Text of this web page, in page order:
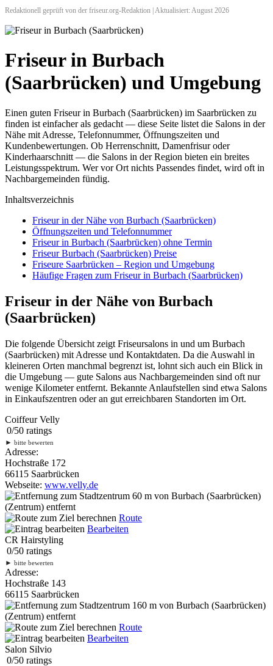
Redaktionell geprüft von der friseur.org-Redaktion | Aktualisiert: August 2026
Friseur in Burbach
(Saarbrücken) und Umgebung
Einen guten Friseur in Burbach (Saarbrücken) im Saarbrücken zu
finden ist einfacher als gedacht — diese Seite listet die Salons in der
Nähe mit Adresse, Telefonnummer, Öffnungszeiten und
Kundenbewertungen. Ob Herrenschnitt, Damenfrisur oder
Kinderhaarschnitt — die Salons in der Region bieten ein breites
Leistungsspektrum. Wer vor Ort nichts Passendes findet, wird oft in
Nachbargemeinden fündig.
Inhaltsverzeichnis
Friseur in der Nähe von Burbach (Saarbrücken)
Öffnungszeiten und Telefonnummer
Friseur in Burbach (Saarbrücken) ohne Termin
Friseur Burbach (Saarbrücken) Preise
Friseure Saarbrücken – Region und Umgebung
Häufige Fragen zum Friseur in Burbach (Saarbrücken)
Friseur in der Nähe von Burbach
(Saarbrücken)
Die folgende Übersicht zeigt Friseursalons in und um Burbach
(Saarbrücken) mit Adresse und Kontaktdaten. Da die Auswahl in
kleineren Orten manchmal begrenzt ist, lohnt sich auch ein Blick in
die Umgebung — gute Salons aus Nachbargemeinden sind oft nur
wenige Kilometer entfernt. Bekannte Anlaufstellen sind etwa Salons
in Einkaufszentren oder an gut erreichbaren Standorten im Ort.
Coiffeur Velly
0/50 ratings
► bitte bewerten
Adresse:
Hochstraße 172
66115 Saarbrücken
Webseite: www.velly.de
60 m von Burbach (Saarbrücken)
(Zentrum) entfernt
Route
Bearbeiten
CR Hairstyling
0/50 ratings
► bitte bewerten
Adresse:
Hochstraße 143
66115 Saarbrücken
160 m von Burbach (Saarbrücken)
(Zentrum) entfernt
Route
Bearbeiten
Salon Silvio
0/50 ratings